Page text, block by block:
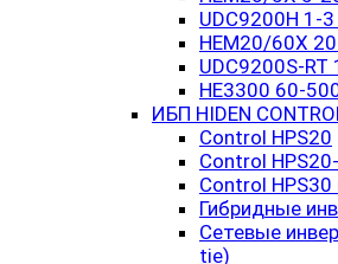
UDC9200H 1-
HEM20/60X
UDC9200S-RT
HE3300 60-
ИБП HIDEN
Control HPS20
Control
Control HPS30
Гибридные
Сетевые
tie)